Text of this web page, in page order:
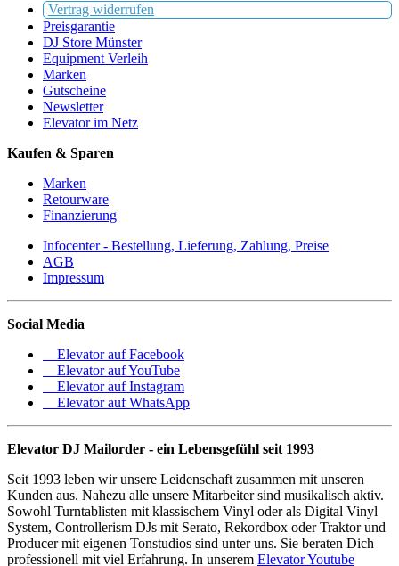
Vertrag widerrufen
Preisgarantie
DJ Store Münster
Equipment Verleih
Marken
Gutscheine
Newsletter
Elevator im Netz
Kaufen & Sparen
Marken
Retourware
Finanzierung
Infocenter - Bestellung, Lieferung, Zahlung, Preise
AGB
Impressum
Social Media
Elevator auf Facebook
Elevator auf YouTube
Elevator auf Instagram
Elevator auf WhatsApp
Elevator DJ Mailorder - ein Lebensgefühl seit 1993
Seit 1993 leben wir unsere Leidenschaft zusammen mit unseren
Kunden aus. Nahezu alle unsere Mitarbeiter sind musikalisch aktiv.
Sowohl Turntablisten mit klassischem Vinyl oder als Digital Vinyl
System, Controllerism DJs mit Serato, Rekordbox oder Traktor und
Producer mit eigenen Tonstudios sind unter uns. Sie beraten Dich
professionell mit viel Erfahrung. In unserem Elevator Youtube